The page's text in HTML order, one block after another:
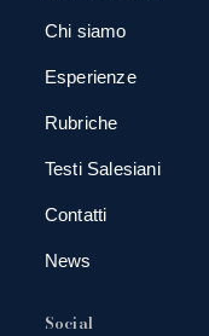
Chi siamo
Esperienze
Rubriche
Testi Salesiani
Contatti
News
Social